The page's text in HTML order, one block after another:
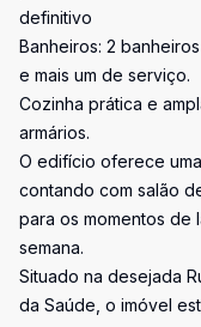
definitivo
Banheiros: 2
e mais um de serviço.
Cozinha prática e
armários.
O edifício oferece
contando com salão
para os momentos de
semana.
Situado na desejada
da Saúde, o imóvel